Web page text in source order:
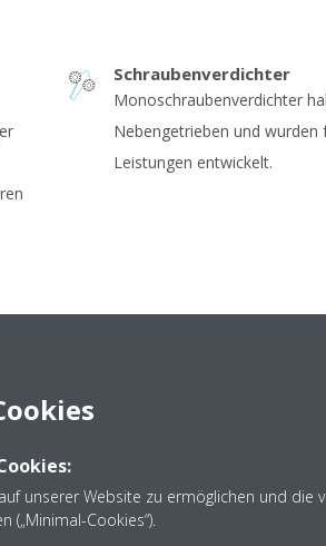
Schraubenverdichter
Monoschraubenverdichter
Nebengetrieben und wurden
Leistungen entwickelt.
unserer Website zu ermöglichen und die
(„Minimal-Cookies“).